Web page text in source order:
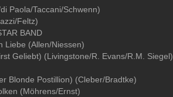
Paola/Taccani/Schwenn)
Feltz)
BAND
Liebe (Allen/Niessen)
Geliebt) (Livingstone/R. Evans/R.M. Siegel)
Blonde Postillion) (Cleber/Bradtke)
(Möhrens/Ernst)